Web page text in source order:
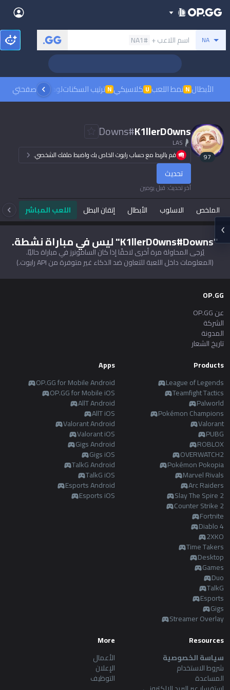
NA بحث عن المستدعي
اسم اللاعب + #NA1
الأبطال N نمط اللعب U كلاسيكي Nترتيب السكناتلوحات الصدارة
صفحتي
97
K1llerD0wns
#
Downs
LAS
قم بالربط مع حساب رايوت الخاص بك واضبط ملفك الشخصي.
تحديث
آخر تحديث:قبل يومين
الملخص الاسلوب الأبطال إتقان البطل اللعب المباشر
"K1llerD0wns#Downs" ليس في مباراة نشطة.
يُرجى المحاولة مرة أخرى لاحقًا إذا كان السامونرز في مباراة حاليًا.
(المعلومات داخل اللعبة للتعاون ضد الذكاء غير متوفرة من API رايوت.)
OP.GG
عن OP.GG
الشركة
المدونة
تاريخ الشعار
Products
League of Legends
Teamfight Tactics
Palworld
Pokémon Champions
Valorant
PUBG
ROBLOX
OVERWATCH2
Pokémon Pokopia
Marvel Rivals
Arc Raiders
Slay The Spire 2
Counter Strike 2
Fortnite
Diablo 4
2XKO
Time Takers
Desktop
Games
Duo
TalkG
Esports
Gigs
Streamer Overlay
Apps
OP.GG for Mobile Android
OP.GG for Mobile iOS
AllT Android
AllT iOS
Valorant Android
Valorant iOS
Gigs Android
Gigs iOS
TalkG Android
TalkG iOS
Esports Android
Esports iOS
Resources
سياسة الخصوصية
شروط الاستخدام
المساعدة
More
الأعمال
الإعلان
التوظيف
League of Legends
Teamfight Tactics
Pokémon Champions
PUBG
Beta
ROBLOX
OVERWATCH2
Pokémon Pokopia
Arc Raiders
Slay The Spire 2
Counter Strike 2
Beta
Fortnite
Beta
Diablo 4
Soon
2XKO
Soon
Desktop
Overlay
Apps
Valorant
Gigs
Esports
Sign in
Language
العربية
Dark mode
Back
العربية
English
日本語
język polski
Deutsch
español
Nederlands
dansk
Svenska
Norsk
русский язык
magyar
suomi
Türkçe
limba română
português
简体中文
繁體中文
italiano